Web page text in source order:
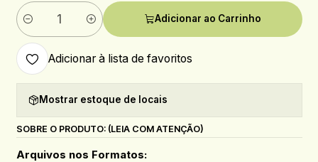
Quantidade
Adicionar ao Carrinho
Adicionar à lista de favoritos
Mostrar estoque de locais
SOBRE O PRODUTO: (LEIA COM ATENÇÃO)
Arquivos nos Formatos: